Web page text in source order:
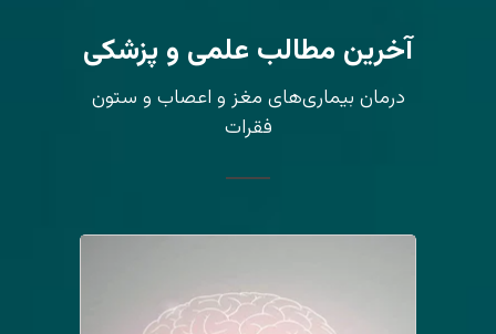
آخرین مطالب علمی و پزشکی
درمان بیماری‌های مغز و اعصاب و ستون
فقرات